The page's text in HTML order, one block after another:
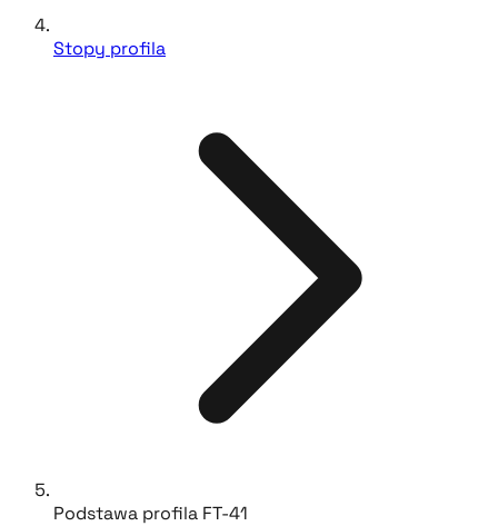
Stopy profila
Podstawa profila FT-41